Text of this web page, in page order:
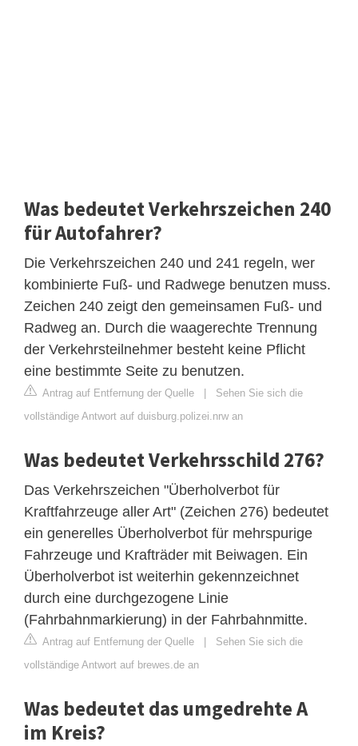
Was bedeutet Verkehrszeichen 240
für Autofahrer?
Die Verkehrszeichen 240 und 241 regeln, wer
kombinierte Fuß- und Radwege benutzen muss.
Zeichen 240 zeigt den gemeinsamen Fuß- und
Radweg an. Durch die waagerechte Trennung
der Verkehrsteilnehmer besteht keine Pflicht
eine bestimmte Seite zu benutzen.
Antrag auf Entfernung der Quelle | Sehen Sie sich die
vollständige Antwort auf duisburg.polizei.nrw an
Was bedeutet Verkehrsschild 276?
Das Verkehrszeichen "Überholverbot für
Kraftfahrzeuge aller Art" (Zeichen 276) bedeutet
ein generelles Überholverbot für mehrspurige
Fahrzeuge und Krafträder mit Beiwagen. Ein
Überholverbot ist weiterhin gekennzeichnet
durch eine durchgezogene Linie
(Fahrbahnmarkierung) in der Fahrbahnmitte.
Antrag auf Entfernung der Quelle | Sehen Sie sich die
vollständige Antwort auf brewes.de an
Was bedeutet das umgedrehte A
im Kreis?